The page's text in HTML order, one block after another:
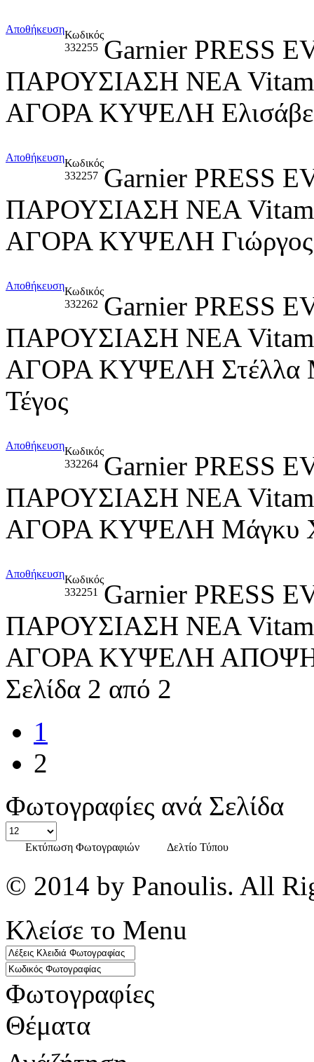
ΑποθήκευσηΚωδικός
332255 Garnier PRESS
ΠΑΡΟΥΣΙΑΣΗ ΝΕΑ
ΑΓΟΡΑ ΚΥΨΕΛΗ Ελισάβετ
ΑποθήκευσηΚωδικός
332257 Garnier PRESS
ΠΑΡΟΥΣΙΑΣΗ ΝΕΑ
ΑΓΟΡΑ ΚΥΨΕΛΗ Γιώργος
ΑποθήκευσηΚωδικός
332262 Garnier PRESS
ΠΑΡΟΥΣΙΑΣΗ ΝΕΑ
ΑΓΟΡΑ ΚΥΨΕΛΗ Στέλλα
Τέγος
ΑποθήκευσηΚωδικός
332264 Garnier PRESS
ΠΑΡΟΥΣΙΑΣΗ ΝΕΑ
ΑΓΟΡΑ ΚΥΨΕΛΗ Μάγκυ
ΑποθήκευσηΚωδικός
332251
Garnier PRESS
ΠΑΡΟΥΣΙΑΣΗ ΝΕΑ
ΑΓΟΡΑ ΚΥΨΕΛΗ
Σελίδα 2 από 2
1
2
Φωτογραφίες ανά Σελίδα
Εκτύπωση Φωτογραφιών Δελτίο Τύπου
© 2014 by Panoulis. All
Κλείσε το Menu
Φωτογραφίες
Θέματα